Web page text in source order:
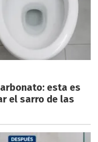
esta es
el sarro de las